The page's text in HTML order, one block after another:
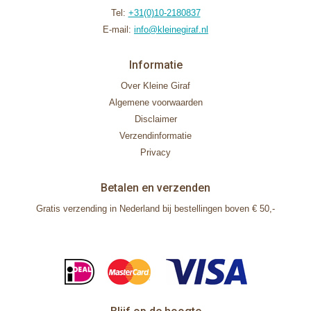
Tel: +31(0)10-2180837
E-mail: info@kleinegiraf.nl
Informatie
Over Kleine Giraf
Algemene voorwaarden
Disclaimer
Verzendinformatie
Privacy
Betalen en verzenden
Gratis verzending in Nederland bij bestellingen boven € 50,-